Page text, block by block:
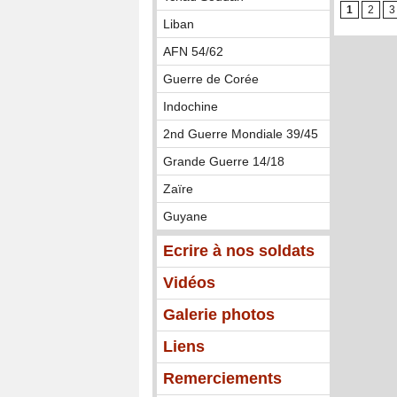
Liban
AFN 54/62
Guerre de Corée
Indochine
2nd Guerre Mondiale 39/45
Grande Guerre 14/18
Zaïre
Guyane
Ecrire à nos soldats
Vidéos
Galerie photos
Liens
Remerciements
1 2 3